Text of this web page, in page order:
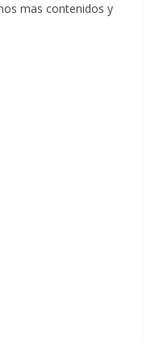
mas contenidos y